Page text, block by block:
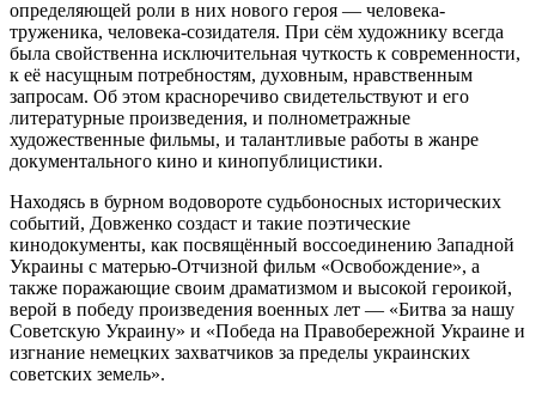
определяющей роли в них нового героя — человека-
труженика, человека-созидателя. При сём художнику всегда
была свойственна исключительная чуткость к современности,
к её насущным потребностям, духовным, нравственным
запросам. Об этом красноречиво свидетельствуют и его
литературные произведения, и полнометражные
художественные фильмы, и талантливые работы в жанре
документального кино и кинопублицистики.
Находясь в бурном водовороте судьбоносных исторических
событий, Довженко создаст и такие поэтические
кинодокументы, как посвящённый воссоединению Западной
Украины с матерью-Отчизной фильм «Освобождение», а
также поражающие своим драматизмом и высокой героикой,
верой в победу произведения военных лет — «Битва за нашу
Советскую Украину» и «Победа на Правобережной Украине и
изгнание немецких захватчиков за пределы украинских
советских земель».